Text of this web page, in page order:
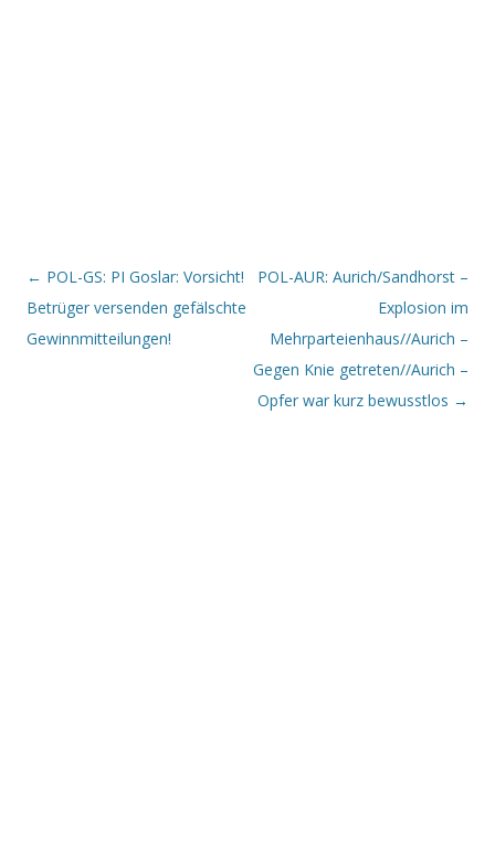
Beitrags-Navigation
← POL-GS: PI Goslar: Vorsicht!
Betrüger versenden gefälschte
Gewinnmitteilungen!
POL-AUR: Aurich/Sandhorst –
Explosion im
Mehrparteienhaus//Aurich –
Gegen Knie getreten//Aurich –
Opfer war kurz bewusstlos →